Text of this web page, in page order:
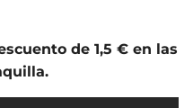
de 1,5 € en las